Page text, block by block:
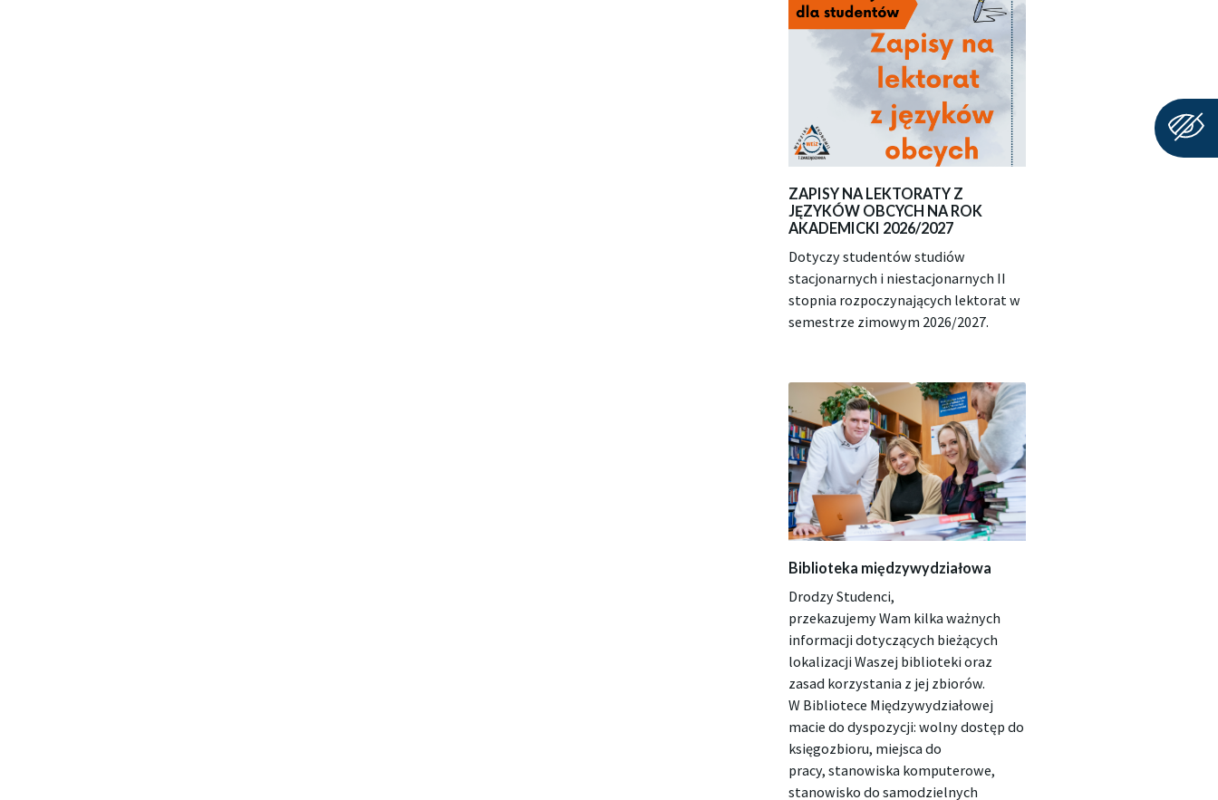
ZAPISY NA LEKTORATY Z
JĘZYKÓW OBCYCH NA ROK
AKADEMICKI 2026/2027
Dotyczy studentów studiów
stacjonarnych i niestacjonarnych II
stopnia rozpoczynających lektorat w
semestrze zimowym 2026/2027.
Biblioteka międzywydziałowa
Drodzy Studenci,
przekazujemy Wam kilka ważnych
informacji dotyczących bieżących
lokalizacji Waszej biblioteki oraz
zasad korzystania z jej zbiorów.
W Bibliotece Międzywydziałowej
macie do dyspozycji: wolny dostęp do
księgozbioru, miejsca do
pracy, stanowiska komputerowe,
stanowisko do samodzielnych